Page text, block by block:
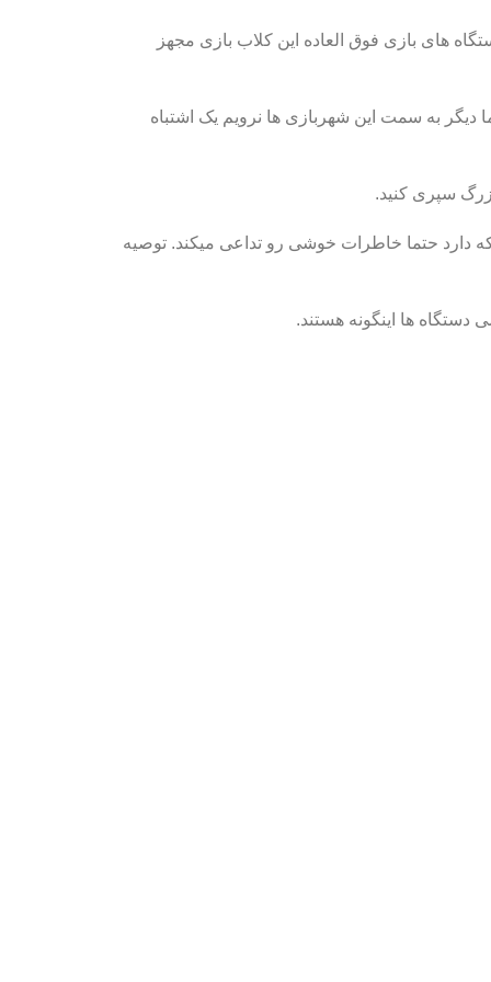
های بازی فوق العاده این کلاب بازی مجهز
دیگر به سمت این شهربازی ها نرویم یک اشتباه
سپری کنید.
دارد حتما خاطرات خوشی رو تداعی میکند. توصیه
دستگاه ها اینگونه هستند.